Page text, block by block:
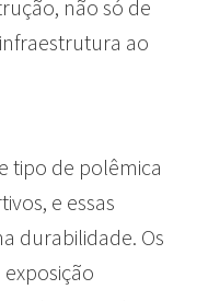
não só de
ao
tipo de polêmica
e essas
durabilidade. Os